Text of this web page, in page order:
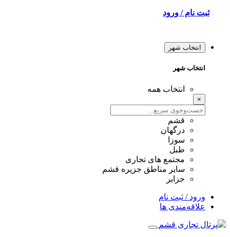
ثبت نام / ورود
انتخاب شهر
انتخاب شهر
انتخاب همه
×
قشم
درگهان
سوزا
طبل
مجتمع های تجاری
سایر مناطق جزیره قشم
جزایر
ورود / ثبت نام
علاقه‌مندی ها